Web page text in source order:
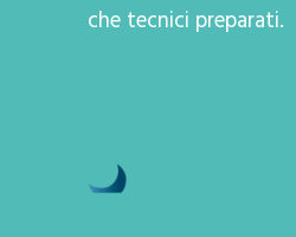
che tecnici preparati.